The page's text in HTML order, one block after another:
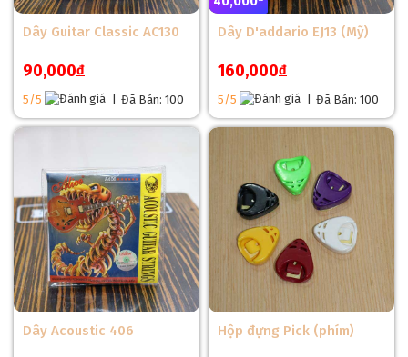
Dây Guitar Classic AC130
90,000đ
5/5 Đã Bán: 100
Dây D'addario EJ13 (Mỹ)
160,000đ
5/5 Đã Bán: 100
Dây Acoustic 406 Hộp đựng Pick (phím)